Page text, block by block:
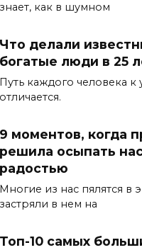
знает, как в шумном
Что делали
богатые люди в 25
Путь каждого человека к
отличается.
9 моментов, когда
решила осыпать
радостью
Многие из нас пялятся в
застряли в нем на
Топ-10 самых